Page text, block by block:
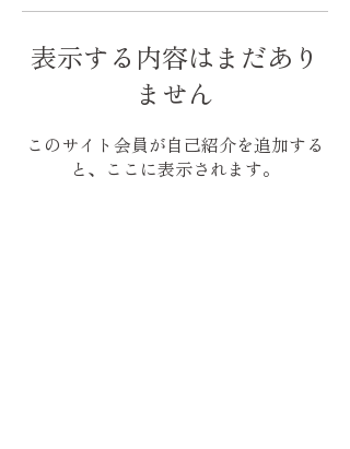
表示する内容はまだあり
ません
このサイト会員が自己紹介を追加する
と、ここに表示されます。